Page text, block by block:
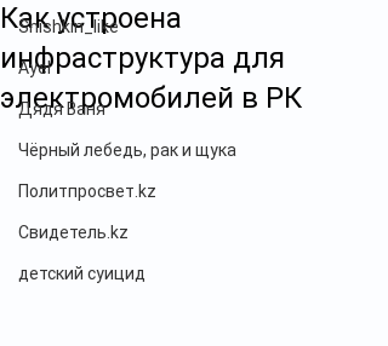
Shishkin_like
Ayel
Дядя Ваня
Чёрный лебедь, рак и щука
Политпросвет.kz
Свидетель.kz
детский суицид
Как устроена
инфраструктура для
электромобилей в РК